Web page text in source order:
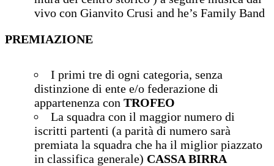
vivo con Gianvito Crusi and he’s Family Band
PREMIAZIONE
I primi tre di ogni categoria, senza
distinzione di ente e/o federazione di
appartenenza con TROFEO
La squadra con il maggior numero di
iscritti partenti (a parità di numero sarà
premiata la squadra che ha il miglior piazzato
in classifica generale) CASSA BIRRA